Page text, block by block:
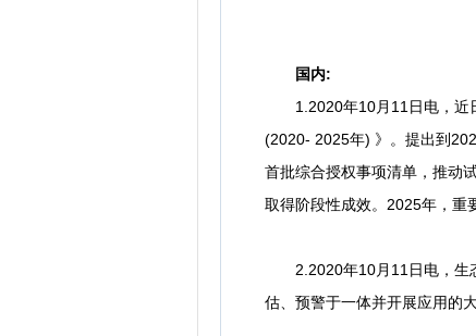
国内:
1.2020年10月11日电，近日
(2020- 2025年) 》。提出到
首批综合授权事项清单，推动
取得阶段性成效。2025年，重
2.2020年10月11日电，生态
估、预警于一体并开展应用的